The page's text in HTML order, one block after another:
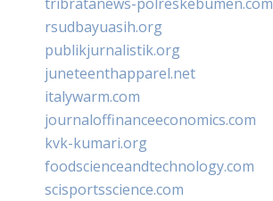
rsudbayuasih.org
publikjurnalistik.org
juneteenthapparel.net
italywarm.com
journaloffinanceeconomics.com
kvk-kumari.org
foodscienceandtechnology.com
scisportsscience.com